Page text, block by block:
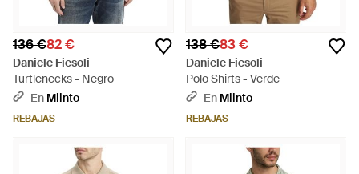
136 €82 €
Daniele Fiesoli
Turtlenecks - Negro
En Miinto
REBAJAS
138 €83 €
Daniele Fiesoli
Polo Shirts - Verde
En Miinto
REBAJAS